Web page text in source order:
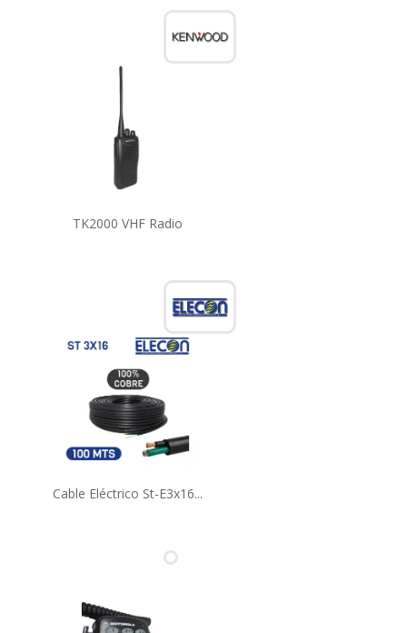
TK2000 VHF Radio
Cable Eléctrico St-E3x16...